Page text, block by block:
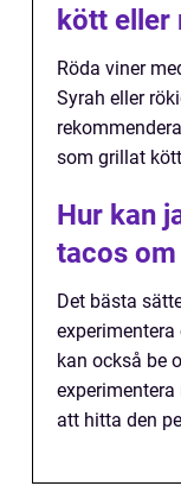
kött eller
Röda viner
Syrah eller
som grillat
Hur kan
tacos
Det bästa
kan också be
att hitta den